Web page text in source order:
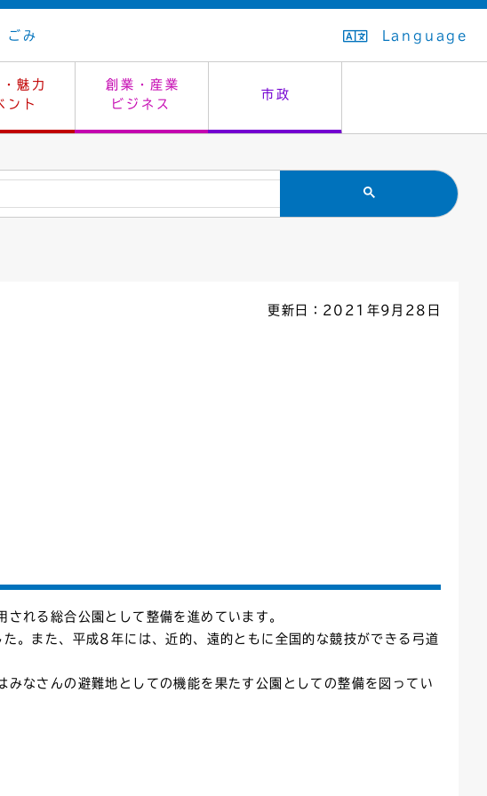
ごみ Language
魅力
ント
創業・産業
ビジネス
市政
生活排水
市民安全
教育委員会
入学式・卒業式
救急・夜間診療
感染症
ツ 施設予約（まつぼっくり）
はたちの集い
指定管理者制度
公共事業の技術監理
議会
オープンデータ
更新日：2021年9月28日
れる総合公園として整備を進めています。
。また、平成8年には、近的、遠的ともに全国的な競技ができる弓道
なさんの避難地としての機能を果たす公園としての整備を図ってい